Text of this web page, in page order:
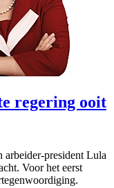
regering ooit
arbeider-president Lula
Voor het eerst